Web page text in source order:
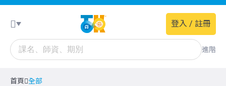
進階
登入 / 註冊
首頁 全部